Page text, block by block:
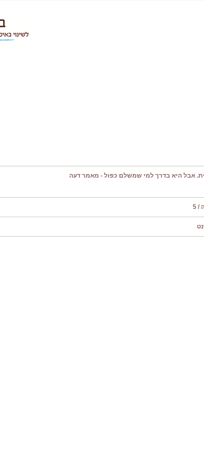
אבל היא בדרך למי שמשלם כפול - מאמר דעה
5